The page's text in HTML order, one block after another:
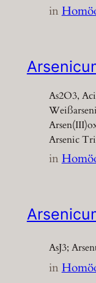
in
As2O3,
Arsenic
in
AsJ3;
in